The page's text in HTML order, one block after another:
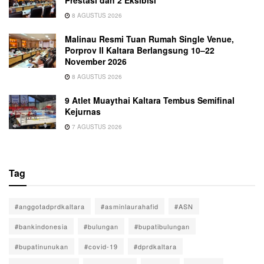
8 AGUSTUS 2026
Malinau Resmi Tuan Rumah Single Venue,
Porprov II Kaltara Berlangsung 10–22
November 2026
8 AGUSTUS 2026
9 Atlet Muaythai Kaltara Tembus Semifinal
Kejurnas
7 AGUSTUS 2026
Tag
#anggotadprdkaltara #asminlaurahafid #ASN
#bankindonesia #bulungan #bupatibulungan
#bupatinunukan #covid-19 #dprdkaltara